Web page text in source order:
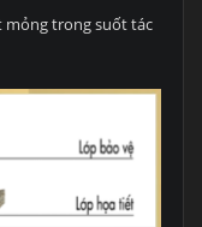
mỏng trong suốt tác